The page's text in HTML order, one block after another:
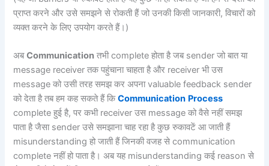
प्राप्त करने और उसे समझने से रोकती हैं जो उनकी किसी जानकारी, विचारों को
व्यक्त करने के लिए उपयोग करते हैं।)
अबCommunication तभी complete होता है जब sender जो बात या
message receiver तक पहुंचाना चाहता है और receiver भी उस
message को उसी तरह समझ कर अपना valuable feedback sender
को देता है तब हम कह सकते हैं किCommunication Process
complete हुई है, पर कभी receiver उस message को वैसे नहीं समझ
पाता है जैसा sender उसे समझाना चाह रहा है कुछ रुकावटें आ जाती हैं
misunderstanding हो जाती हैं जिनकी वजह से communication
complete नहीं हो पाता है। अब यह misunderstanding कई reason से